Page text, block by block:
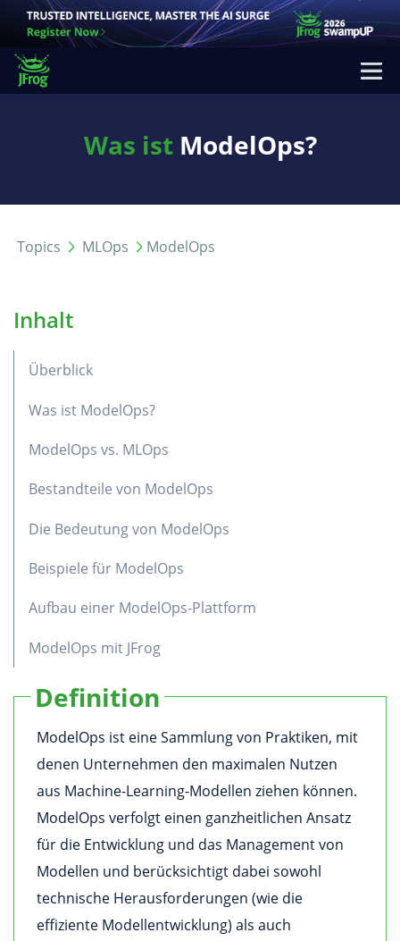
Was ist ModelOps?
Topics MLOps ModelOps
Inhalt
Überblick
Was ist ModelOps?
ModelOps vs. MLOps
Bestandteile von ModelOps
Die Bedeutung von ModelOps
Beispiele für ModelOps
Aufbau einer ModelOps-Plattform
ModelOps mit JFrog
Definition
ModelOps ist eine Sammlung von Praktiken, mit
denen Unternehmen den maximalen Nutzen
aus Machine-Learning-Modellen ziehen können.
ModelOps verfolgt einen ganzheitlichen Ansatz
für die Entwicklung und das Management von
Modellen und berücksichtigt dabei sowohl
technische Herausforderungen (wie die
effiziente Modellentwicklung) als auch